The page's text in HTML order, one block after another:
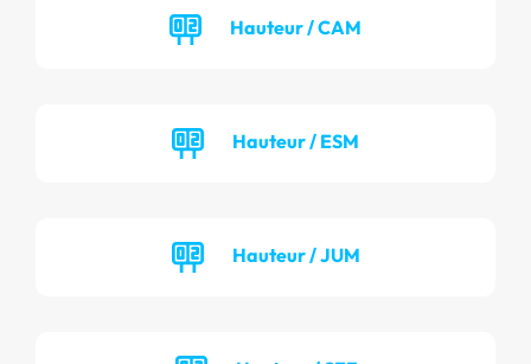
Hauteur / CAM
Hauteur / ESM
Hauteur / JUM